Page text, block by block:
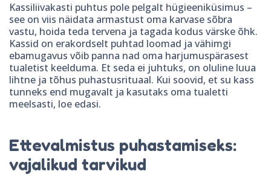
Kassiliivakasti puhtus pole pelgalt hügieeniküsimus –
see on viis näidata armastust oma karvase sõbra
vastu, hoida teda tervena ja tagada kodus värske õhk.
Kassid on erakordselt puhtad loomad ja vähimgi
ebamugavus võib panna nad oma harjumuspärasest
tualetist keelduma. Et seda ei juhtuks, on oluline luua
lihtne ja tõhus puhastusrituaal. Kui soovid, et su kass
tunneks end mugavalt ja kasutaks oma tualetti
meelsasti, loe edasi.
Ettevalmistus puhastamiseks:
vajalikud tarvikud